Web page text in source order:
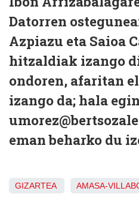
Datorren
Azpiazu eta Saioa
hitzaldiak izango
ondoren, afaritan
izango da; hala
eman beharko du
GIZARTEA AMASA-